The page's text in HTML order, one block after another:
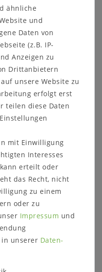
- Vollholz
zwei große Holztüren
über zwei kleine
Weiterhin sind
aus Eichenholz,
Das Holz hat
nach DIN-Norm
2 Einlegeböden
1 Einlegeboden
wir die
ähnliche
und
Daten von
(z.B. IP-
Anzeigen zu
Drittanbietern
unsere Website zu
erfolgt erst
teilen diese Daten
mit Einwilligung
Interesses
erteilt oder
das Recht, nicht
zu einem
oder zu
Impressum und
in unserer Daten­